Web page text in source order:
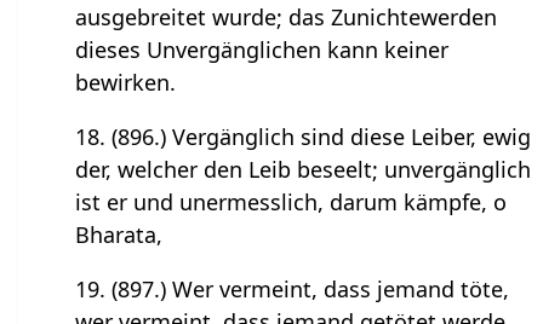
ausgebreitet wurde; das Zunichtewerden
dieses Unvergänglichen kann keiner
bewirken.
18. (896.) Vergänglich sind diese Leiber, ewig
der, welcher den Leib beseelt; unvergänglich
ist er und unermesslich, darum kämpfe, o
Bharata,
19. (897.) Wer vermeint, dass jemand töte,